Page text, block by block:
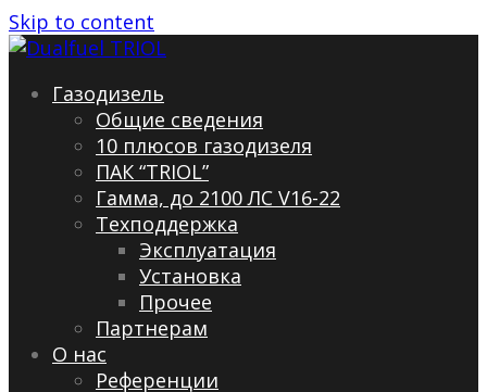
Skip to content
Газодизель
Общие сведения
10 плюсов газодизеля
ПАК “TRIOL”
Гамма, до 2100 ЛС V16-22
Техподдержка
Эксплуатация
Установка
Прочее
Партнерам
О нас
Референции